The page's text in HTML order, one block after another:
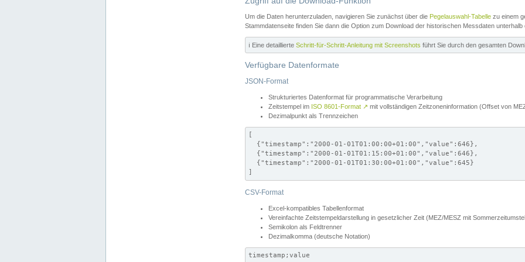
Um die Daten herunterzuladen, navigieren Sie zunächst über die Pegelauswahl-Tabelle zu einem
Stammdatenseite finden Sie dann die Option zum Download der historischen Messdaten
ℹ️ Eine detaillierte Schritt-für-Schritt-Anleitung mit Screenshots führt Sie durch den gesamten
Verfügbare Datenformate
JSON-Format
Strukturiertes Datenformat für programmatische Verarbeitung
Zeitstempel im ISO 8601-Format ↗ mit vollständigen Zeitzoneninformation (Offset von
Dezimalpunkt als Trennzeichen
[
  {"timestamp":"2000-01-01T01:00:00+01:00","value":646},
  {"timestamp":"2000-01-01T01:15:00+01:00","value":646},
  {"timestamp":"2000-01-01T01:30:00+01:00","value":645}
]
CSV-Format
Excel-kompatibles Tabellenformat
Vereinfachte Zeitstempeldarstellung in gesetzlicher Zeit (MEZ/MESZ mit
Semikolon als Feldtrenner
Dezimalkomma (deutsche Notation)
timestamp;value